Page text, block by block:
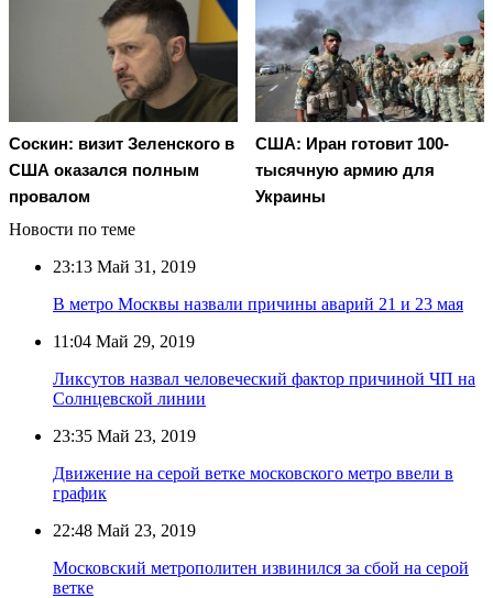
Соскин: визит Зеленского в
США оказался полным
провалом
США: Иран готовит 100-
тысячную армию для
Украины
Новости по теме
23:13 Май 31, 2019
В метро Москвы назвали причины аварий 21 и 23 мая
11:04 Май 29, 2019
Ликсутов назвал человеческий фактор причиной ЧП на
Солнцевской линии
23:35 Май 23, 2019
Движение на серой ветке московского метро ввели в
график
22:48 Май 23, 2019
Московский метрополитен извинился за сбой на серой
ветке